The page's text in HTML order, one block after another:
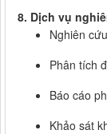
8. Dịch vụ
Nghiên
Phân tích
Báo cáo
Khảo sát